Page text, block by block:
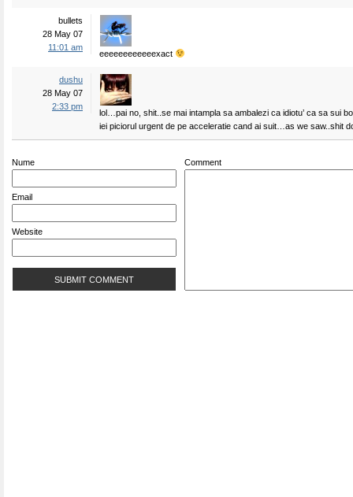
bullets
28 May 07
11:01 am
eeeeeeeeeeeexact
dushu
28 May 07
2:33 pm
lol…pai no, shit..se mai intampla sa ambalezi ca idiotu’ ca sa sui
iei piciorul urgent de pe acceleratie cand ai suit…as we saw..shit
Nume
Email
Website
Comment